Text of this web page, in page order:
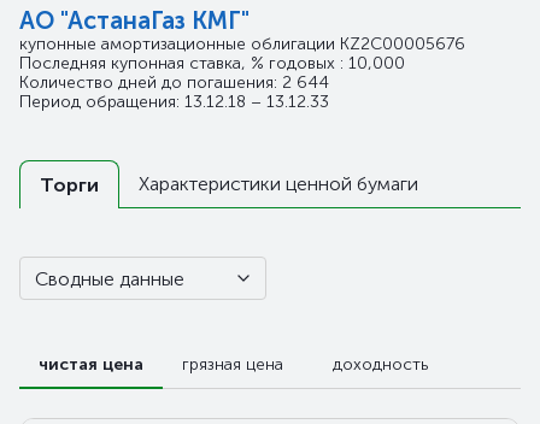
АО "АстанаГаз КМГ"
купонные амортизационные облигации KZ2C00005676
Последняя купонная ставка, % годовых : 10,000
Количество дней до погашения: 2 644
Период обращения: 13.12.18 – 13.12.33
Торги Характеристики ценной бумаги
Сводные данные
чистая цена грязная цена доходность